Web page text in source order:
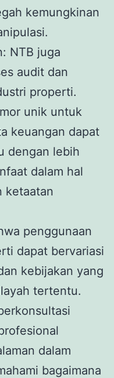
kemungkinan
NTB juga
audit dan
properti.
unik untuk
keuangan dapat
dengan lebih
dalam hal
ketaatan
penggunaan
dapat bervariasi
kebijakan yang
tertentu.
dalam
bagaimana